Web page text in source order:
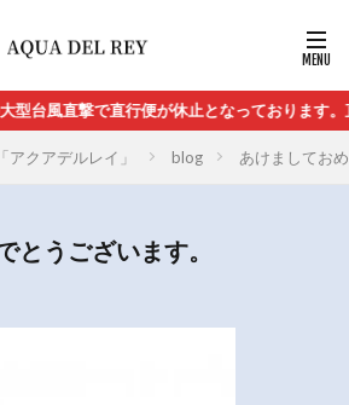
台風直撃で直行便が休止となっております。
クアデルレイ」 blog あけましてお
とうございます。